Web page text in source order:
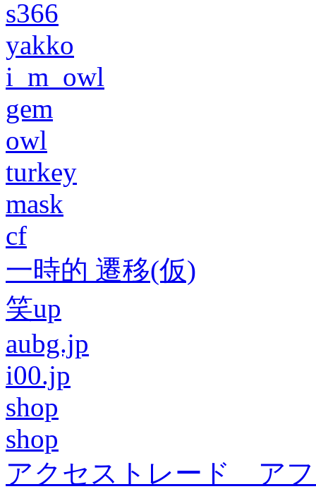
s366
yakko
i_m_owl
gem
owl
turkey
mask
cf
一時的 遷移(仮)
笑up
aubg.jp
i00.jp
shop
shop
アクセストレード ア